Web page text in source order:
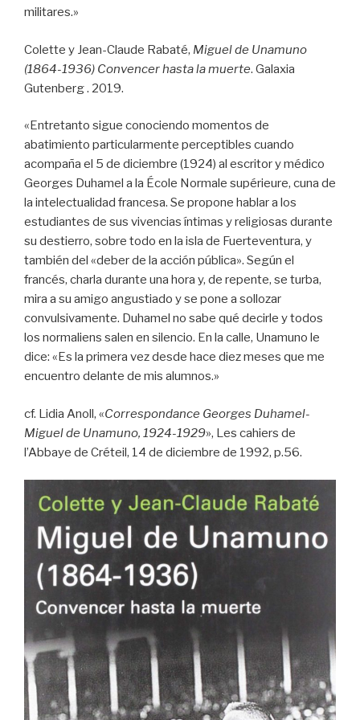
militares.»
Colette y Jean-Claude Rabaté, Miguel de Unamuno
(1864-1936) Convencer hasta la muerte. Galaxia
Gutenberg . 2019.
«Entretanto sigue conociendo momentos de
abatimiento particularmente perceptibles cuando
acompaña el 5 de diciembre (1924) al escritor y médico
Georges Duhamel a la École Normale supérieure, cuna de
la intelectualidad francesa. Se propone hablar a los
estudiantes de sus vivencias íntimas y religiosas durante
su destierro, sobre todo en la isla de Fuerteventura, y
también del «deber de la acción pública». Según el
francés, charla durante una hora y, de repente, se turba,
mira a su amigo angustiado y se pone a sollozar
convulsivamente. Duhamel no sabe qué decirle y todos
los normaliens salen en silencio. En la calle, Unamuno le
dice: «Es la primera vez desde hace diez meses que me
encuentro delante de mis alumnos.»
cf. Lidia Anoll, «Correspondance Georges Duhamel-
Miguel de Unamuno, 1924-1929», Les cahiers de
l’Abbaye de Créteil, 14 de diciembre de 1992, p.56.